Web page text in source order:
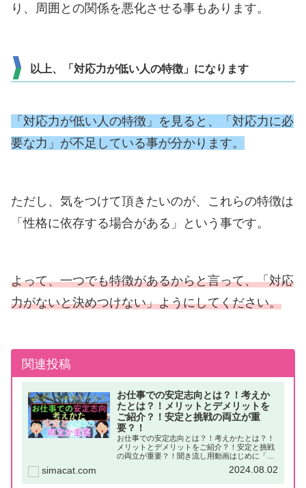
り、周囲との関係を悪化させる事もあります。
以上、「対応力が低い人の特徴」になります
「対応力が低い人の特徴」を見ると、「対応力に必
要な力」が不足している事が分かります。
ただし、気をつけて頂きたいのが、これらの特徴は
「性格に依存する場合がある」という事です。
よって、一つでも特徴があるからと言って、「対応
力がないと決めつけない」ようにしてください。
関連投稿
お仕事での安定志向とは？！考えか
たとは？！メリットとデメリットを
ご紹介？！安定と挑戦の両立が重
要？！
お仕事での安定志向とは？！考えかたとは？！
メリットとデメリットをご紹介？！安定と挑戦
の両立が重要？！聞き流し用動画はじめに「人
生、山あり谷あり」という言葉があります。こ
れは「いい時もあれば悪い時もある」という意
味になります。しかし、お仕事で...
simacat.com 2024.08.02